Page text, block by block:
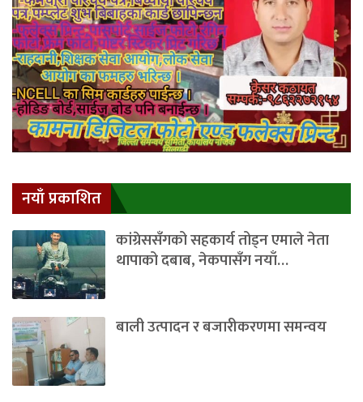
नयाँ प्रकाशित
कांग्रेससँगको सहकार्य तोड्न एमाले नेता
थापाको दबाब, नेकपासँग नयाँ…
बाली उत्पादन र बजारीकरणमा समन्वय